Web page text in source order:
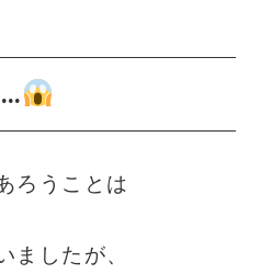
ろうことは
ましたが、